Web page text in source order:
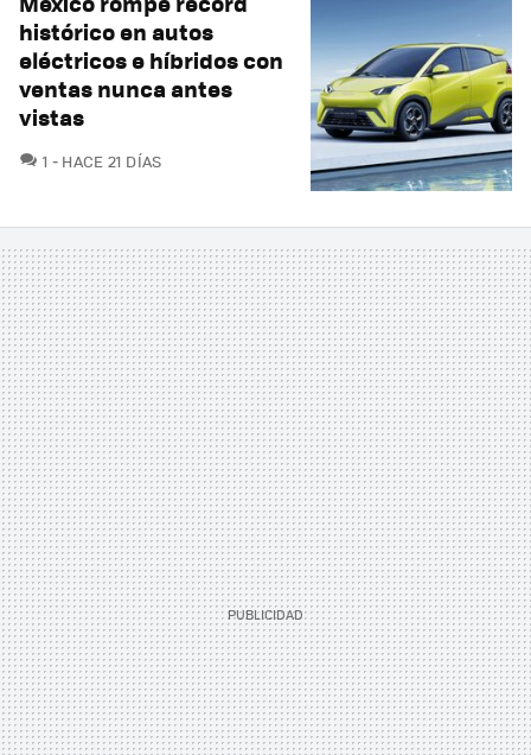
histórico en autos
eléctricos e híbridos con
ventas nunca antes
vistas
1 COMENTARIOS
HACE 21 DÍAS